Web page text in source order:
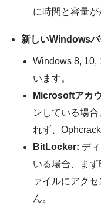
に時間と容量が
新しいWindows
Windows 8, 10,
います。
Microsoftアカ
ンしている場
れず、
BitLocker: デ
いる場合、ま
ァイルにアク
ん。